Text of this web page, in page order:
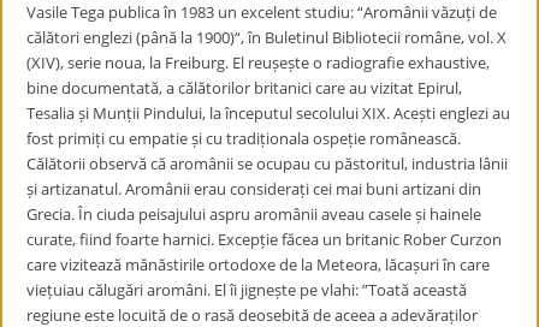
Vasile Tega publica în 1983 un excelent studiu: “Aromânii văzuți de
călători englezi (până la 1900)“, în Buletinul Bibliotecii române, vol. X
(XIV), serie noua, la Freiburg. El reușește o radiografie exhaustive,
bine documentată, a călătorilor britanici care au vizitat Epirul,
Tesalia și Munții Pindului, la începutul secolului XIX. Acești englezi au
fost primiți cu empatie și cu tradiționala ospeție românească.
Călătorii observă că aromânii se ocupau cu păstoritul, industria lânii
și artizanatul. Aromânii erau considerați cei mai buni artizani din
Grecia. În ciuda peisajului aspru aromânii aveau casele și hainele
curate, fiind foarte harnici. Excepție făcea un britanic Rober Curzon
care vizitează mănăstirile ortodoxe de la Meteora, lăcașuri în care
viețuiau călugări aromâni. El îi jignește pe vlahi: ”Toată această
regiune este locuită de o rasă deosebită de aceea a adevăraților